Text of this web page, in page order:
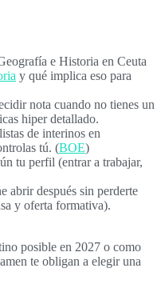
e Historia en Ceuta
y qué implica eso para
nota cuando no tienes un
hiper detallado.
de interinos en
tú. (BOE)
tu perfil (entrar a trabajar,
abrir después sin perderte
y oferta formativa).
posible en 2027 o como
te obligan a elegir una